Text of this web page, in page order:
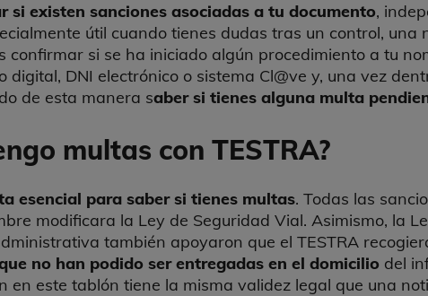
si existen sanciones asociadas a tu documento,
útil cuando tienes dudas tras un control,
si se ha iniciado algún procedimiento a tu
digital, DNI electrónico o sistema Cl@ve y, una vez
de esta manera saber si tienes alguna multa
multas con TESTRA?
esencial para saber si tienes multas. Todas las
modificara la Ley de Seguridad Vial. Asimismo, la
también apoyaron que el TESTRA
no han podido ser entregadas en el domicilio del
en este tablón tiene la misma validez legal que una